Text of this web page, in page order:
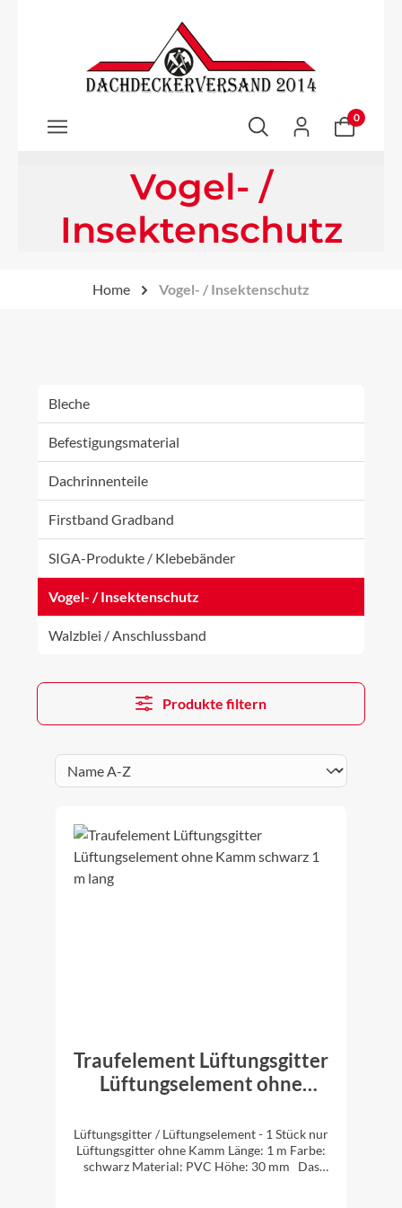
Zum Hauptinhalt springen
0
Vogel- /
Insektenschutz
Home Vogel- / Insektenschutz
Bleche
Befestigungsmaterial
Dachrinnenteile
Firstband Gradband
SIGA-Produkte / Klebebänder
Vogel- / Insektenschutz
Walzblei / Anschlussband
Produkte filtern
Traufelement Lüftungsgitter
Lüftungselement ohne
Lüftungsgitter / Lüftungselement - 1 Stück nur
Lüftungsgitter ohne Kamm Länge: 1 m Farbe:
schwarz Material: PVC Höhe: 30 mm Das